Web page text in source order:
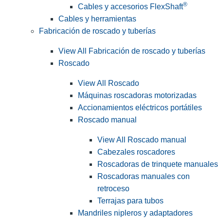
Cables y accesorios FlexShaft®
Cables y herramientas
Fabricación de roscado y tuberías
View All Fabricación de roscado y tuberías
Roscado
View All Roscado
Máquinas roscadoras motorizadas
Accionamientos eléctricos portátiles
Roscado manual
View All Roscado manual
Cabezales roscadores
Roscadoras de trinquete manuales
Roscadoras manuales con
retroceso
Terrajas para tubos
Mandriles nipleros y adaptadores